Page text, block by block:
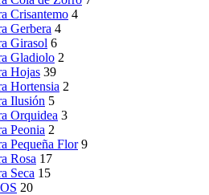
Crisantemo 4
Gerbera 4
Girasol 6
Gladiolo 2
Hojas 39
Hortensia 2
Ilusión 5
Orquidea 3
Peonia 2
Pequeña Flor 9
Rosa 17
Seca 15
20